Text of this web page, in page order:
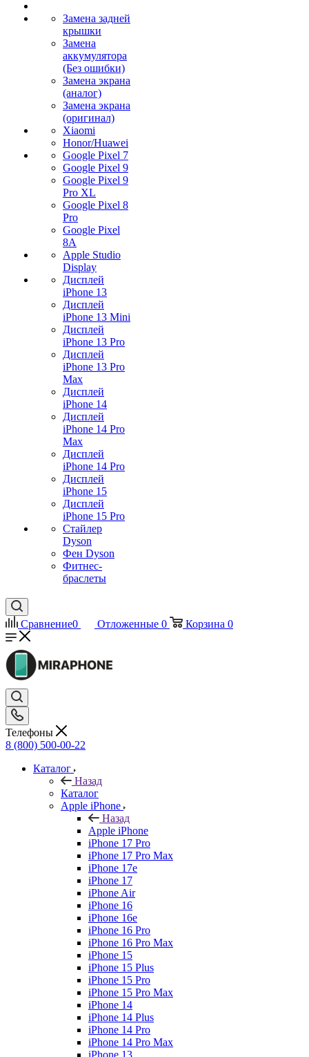
Замена задней
крышки
Замена
аккумулятора
(Без ошибки)
Замена экрана
(аналог)
Замена экрана
(оригинал)
Xiaomi
Honor/Huawei
Google Pixel 7
Google Pixel 9
Google Pixel 9
Pro XL
Google Pixel 8
Pro
Google Pixel
8A
Apple Studio
Display
Дисплей
iPhone 13
Дисплей
iPhone 13 Mini
Дисплей
iPhone 13 Pro
Дисплей
iPhone 13 Pro
Max
Дисплей
iPhone 14
Дисплей
iPhone 14 Pro
Max
Дисплей
iPhone 14 Pro
Дисплей
iPhone 15
Дисплей
iPhone 15 Pro
Стайлер
Dyson
Фен Dyson
Фитнес-
браслеты
Сравнение0 Отложенные 0 Корзина 0
Телефоны
8 (800) 500-00-22
Каталог
Назад
Каталог
Apple iPhone
Назад
Apple iPhone
iPhone 17 Pro
iPhone 17 Pro Max
iPhone 17e
iPhone 17
iPhone Air
iPhone 16
iPhone 16e
iPhone 16 Pro
iPhone 16 Pro Max
iPhone 15
iPhone 15 Plus
iPhone 15 Pro
iPhone 15 Pro Max
iPhone 14
iPhone 14 Plus
iPhone 14 Pro
iPhone 14 Pro Max
iPhone 13